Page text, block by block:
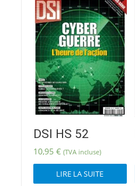
DSI HS 52
10,95 € (TVA incluse)
LIRE LA SUITE